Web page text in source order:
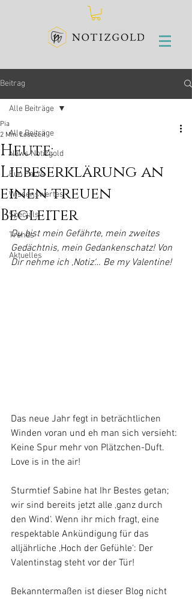
Beitrag
Alle Beiträge
News Notizgold
Fun Facts
Wissenswertes
Specials
Trends
Aktuelles
Alle Beiträge
Heute:
Liebeserklärung an
einen treuen
Begleiter
Pia
2 Min. Lesezeit
Du bist mein Gefährte, mein zweites
Gedächtnis, mein Gedankenschatz! Von
Dir nehme ich ‚Notiz‘… Be my Valentine!
Das neue Jahr fegt in beträchtlichen
Winden voran und eh man sich versieht:
Keine Spur mehr von Plätzchen-Duft.
Love is in the air!
Sturmtief Sabine hat Ihr Bestes getan;
wir sind bereits jetzt alle ‚ganz durch
den Wind‘. Wenn ihr mich fragt, eine
respektable Ankündigung für das
alljährliche ‚Hoch der Gefühle‘: Der
Valentinstag steht vor der Tür!
Bekanntermaßen ist dieser Blog nicht